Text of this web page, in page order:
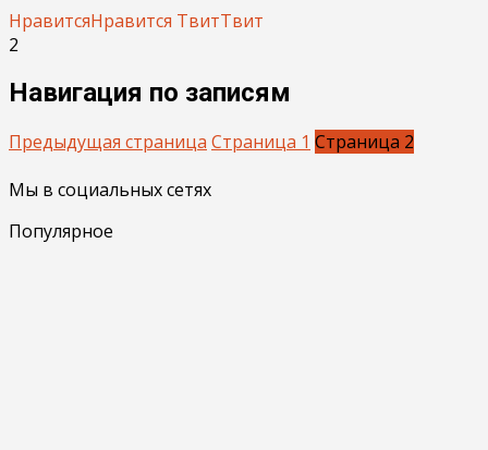
НравитсяНравится ТвитТвит
2
Навигация по записям
Предыдущая страница Страница 1 Страница 2
Мы в социальных сетях
Популярное